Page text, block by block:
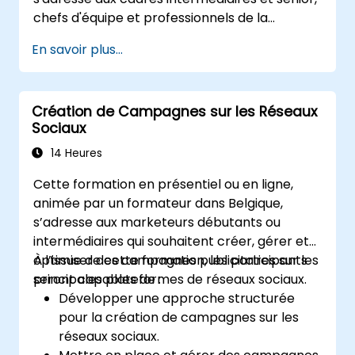
l'équipe ;
risques identifiés ;
Analyser les impacts potentiels sur son
entreprise (tant positifs que négatifs)
résultant de la mise en œuvre de la
nouvelle stratégie ;
Concevoir des politiques, systèmes et
succès les plans stratégiques émergents ;
Couvrir les étapes clés de la gestion du
changement.
chefs d'équipe et professionnels de la
penser stratégiquement, élaborer des visions
convaincantes, traduire la vision en une
stratégie actionnable et piloter sa mise en
œuvre avec assurance.
En savoir plus...
Création de Campagnes sur les Réseaux
Sociaux
14 Heures
Cette formation en présentiel ou en ligne,
animée par un formateur dans Belgique,
s’adresse aux marketeurs débutants ou
intermédiaires qui souhaitent créer, gérer et
optimiser des campagnes publicitaires sur les
principales plateformes de réseaux sociaux.
À l’issue de cette formation, les participants
seront capables de :
Développer une approche structurée
pour la création de campagnes sur les
réseaux sociaux.